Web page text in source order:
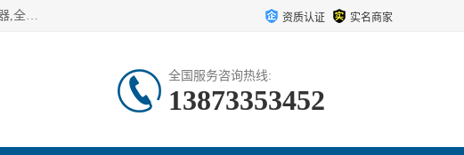
湖南欧力德换热实业有限公司生产换热设备,板式换热器,板式热交换器,板式换热器机组,卫生级板式换热器,宽流道板式换热器,全焊接板式换热器,钎焊板式换热器,钛材板式换热器,容积式换热器,盘管换热,不锈钢水箱,定压补水机组,变频供水机组等,用户覆盖：湖南、湖北、广西、广东、海南、云南、贵州等全国各地。 资质认证 实名商家
全国服务咨询热线:
13873353452